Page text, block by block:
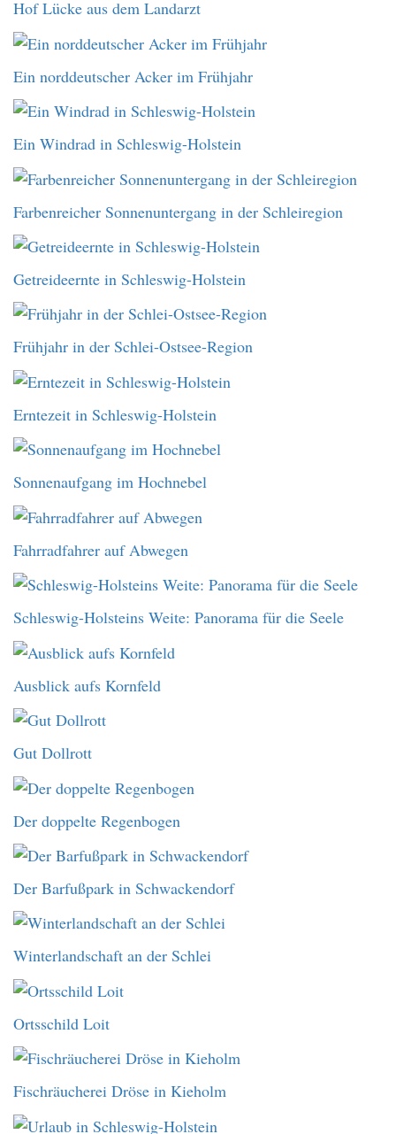
Hof Lücke aus dem Landarzt
Ein norddeutscher Acker im Frühjahr
Ein Windrad in Schleswig-Holstein
Farbenreicher Sonnenuntergang in der Schleiregion
Getreideernte in Schleswig-Holstein
Frühjahr in der Schlei-Ostsee-Region
Erntezeit in Schleswig-Holstein
Sonnenaufgang im Hochnebel
Fahrradfahrer auf Abwegen
Schleswig-Holsteins Weite: Panorama für die Seele
Ausblick aufs Kornfeld
Gut Dollrott
Der doppelte Regenbogen
Der Barfußpark in Schwackendorf
Winterlandschaft an der Schlei
Ortsschild Loit
Fischräucherei Dröse in Kieholm